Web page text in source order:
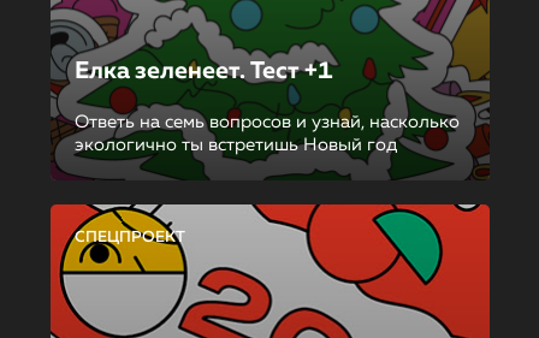
Елка зеленеет. Тест +1
Ответь на семь вопросов и узнай, насколько
экологично ты встретишь Новый год
СПЕЦПРОЕКТ